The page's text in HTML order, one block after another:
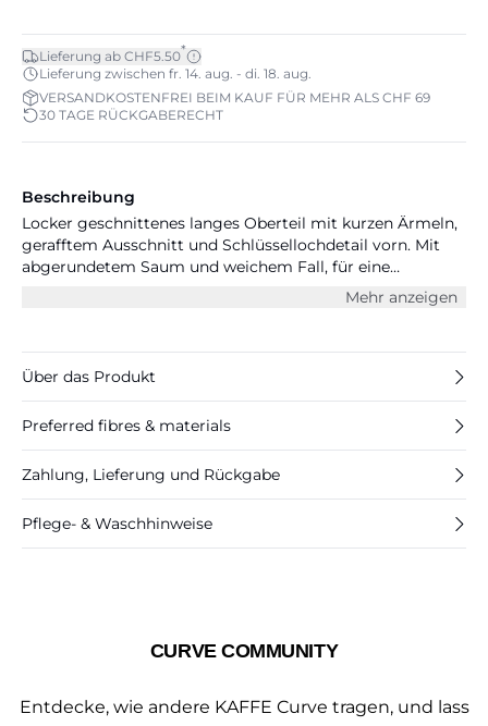
Lieferung ab CHF5.50*
Lieferung zwischen fr. 14. aug. - di. 18. aug.
VERSANDKOSTENFREI BEIM KAUF FÜR MEHR ALS CHF 69
30 TAGE RÜCKGABERECHT
Beschreibung
Locker geschnittenes langes Oberteil mit kurzen Ärmeln,
gerafftem Ausschnitt und Schlüssellochdetail vorn. Mit
abgerundetem Saum und weichem Fall, für eine
schmeichelhafte, entspannte Silhouette im Alltag.Mehr anzeigen
Über das Produkt
Preferred fibres & materials
Zahlung, Lieferung und Rückgabe
Pflege- & Waschhinweise
CURVE COMMUNITY
Entdecke, wie andere KAFFE Curve tragen, und lass